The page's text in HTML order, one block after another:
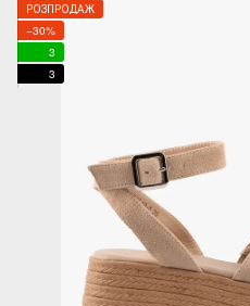
РОЗПРОДАЖ
−30%
3
3